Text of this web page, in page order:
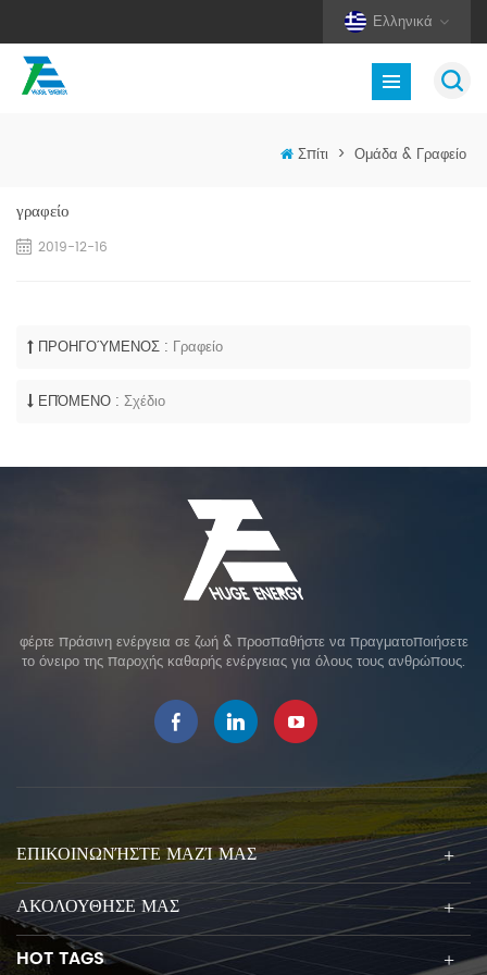
Ελληνικά
Σπίτι > Ομάδα & Γραφείο
γραφείο
2019-12-16
ΠΡΟΗΓΟΎΜΕΝΟΣ : Γραφείο
ΕΠΌΜΕΝΟ : Σχέδιο
φέρτε πράσινη ενέργεια σε ζωή & προσπαθήστε να πραγματοποιήσετε
το όνειρο της παροχής καθαρής ενέργειας για όλους τους ανθρώπους.
ΕΠΙΚΟΙΝΩΝΉΣΤΕ ΜΑΖΊ ΜΑΣ
ΑΚΟΛΟΥΘΗΣΕ ΜΑΣ
HOT TAGS